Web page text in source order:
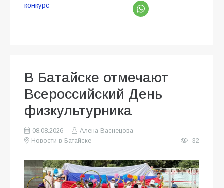
конкурс
В Батайске отмечают
Всероссийский День
физкультурника
08.08.2026
Алена Васнецова
Новости в Батайске
32